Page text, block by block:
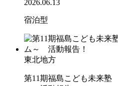
2026.06.13
宿泊型
東北地方
第11期福島こども未来塾